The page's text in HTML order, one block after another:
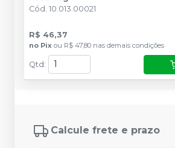
Cód. 10.013.00021
R$ 46,37
no Pix ou R$ 47,80 nas demais condições
Qtd :
Calcule frete e prazo